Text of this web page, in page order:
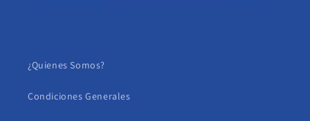
¿Quienes Somos?
Condiciones Generales